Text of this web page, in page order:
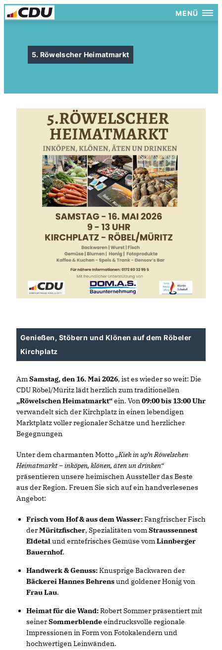
MENÜ
5. Röwelscher Heimatmarkt
Genießen, Stöbern und Klönen auf dem Röbeler
Kirchplatz
AmSamstag, den 16. Mai 2026, ist es wieder so weit: Die
CDU Röbel/Müritz lädt herzlich zum traditionellen
Röwelschen Heimatmarkt“ein. Von09:00 bis 13:00 Uhr
verwandelt sich der Kirchplatz in einen lebendigen
Marktplatz voller regionaler Schätze und herzlicher
Begegnungen
Unter dem charmanten MottoKiek in up’n Röwelschen
Heimatmarkt – inköpen, klönen, äten un drinken“
präsentieren unsere heimischen Aussteller das Beste
aus der Region. Freuen Sie sich auf ein handverlesenes
Angebot:
Frisch vom Hof & aus dem Wasser:Fangfrischer Fisch
derMüritzfischer, Spezialitäten vomStraussennest
Eldetalund erntefrisches Gemüse vomLinnberger
Bauernhof.
Handwerk & Genuss:Knusprige Backwaren der
Bäckerei Hannes Behrensund goldener Honig von
Frau Lau.
Heimat für die Wand:Robert Sommer präsentiert mit
seinerSommerblendeeindrucksvolle regionale
Impressionen in Form von Fotokalendern und
hochwertigen Leinwänden.